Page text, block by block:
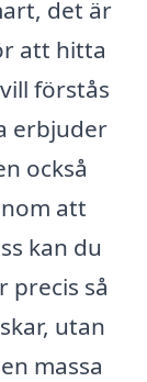
det är
att hitta
förstås
erbjuder
också
att
kan du
precis så
utan
massa